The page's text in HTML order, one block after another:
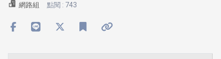
網路組 點閱 : 743